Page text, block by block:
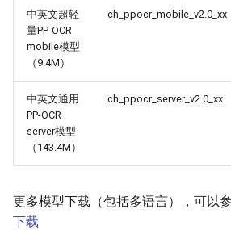
中英文超轻
量PP-OCR
mobile模型
（9.4M）
ch_ppocr_mobile_v2.0_xx
中英文通用
PP-OCR
server模型
（143.4M）
ch_ppocr_server_v2.0_xx
更多模型下载（包括多语言），可以
下载